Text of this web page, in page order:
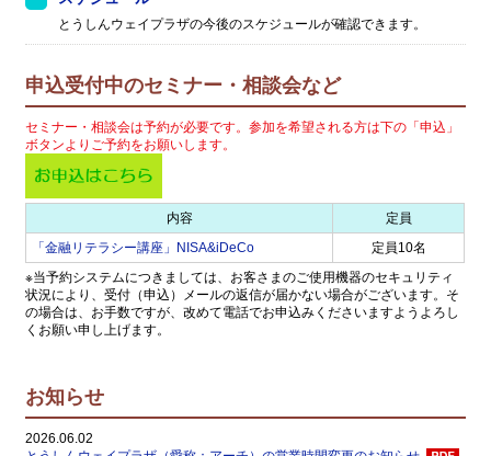
とうしんウェイプラザの今後のスケジュールが確認できます。
申込受付中のセミナー・相談会など
セミナー・相談会は予約が必要です。参加を希望される方は下の「申込」
ボタンよりご予約をお願いします。
内容
定員
「金融リテラシー講座」NISA&iDeCo
定員10名
※当予約システムにつきましては、お客さまのご使用機器のセキュリティ
状況により、受付（申込）メールの返信が届かない場合がございます。そ
の場合は、お手数ですが、改めて電話でお申込みくださいますようよろし
くお願い申し上げます。
お知らせ
2026.06.02